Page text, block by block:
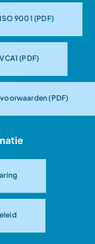
9001 (PDF)
(PDF)
(PDF)